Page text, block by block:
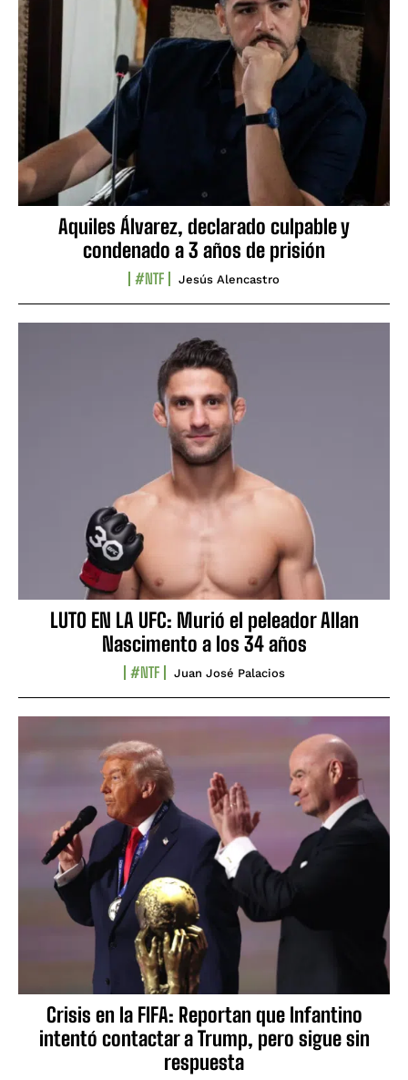
Aquiles Álvarez, declarado culpable y
condenado a 3 años de prisión
#NTF Jesús Alencastro
LUTO EN LA UFC: Murió el peleador Allan
Nascimento a los 34 años
#NTF Juan José Palacios
Crisis en la FIFA: Reportan que Infantino
intentó contactar a Trump, pero sigue sin
respuesta